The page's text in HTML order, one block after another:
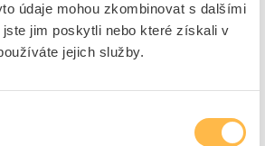
údaje mohou zkombinovat s dalšími
jim poskytli nebo které získali v
jejich služby.